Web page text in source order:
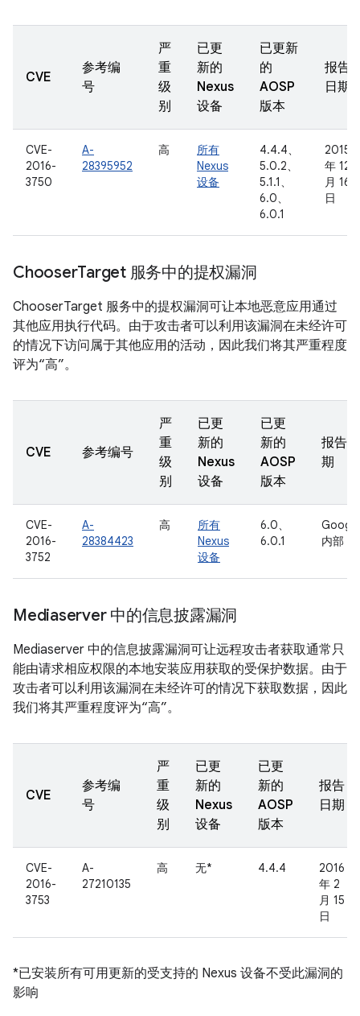
CVE
参考编
号
严
重
级
别
已更
新的
Nexus
设备
已更新
的
AOSP
版本
报告
日期
CVE-
2016-
3750
A-
28395952
高
所有
Nexus
设备
4.4.4、
5.0.2、
5.1.1、
6.0、
6.0.1
2015
年 12
月 16
日
ChooserTarget 服务中的提权漏洞
ChooserTarget 服务中的提权漏洞可让本地恶意应用通过
其他应用执行代码。由于攻击者可以利用该漏洞在未经许可
的情况下访问属于其他应用的活动，因此我们将其严重程度
评为“高”。
CVE 参考编号
严
重
级
别
已更
新的
Nexus
设备
已更
新的
AOSP
版本
报告日
期
CVE-
2016-
3752
A-
28384423
高
所有
Nexus
设备
6.0、
6.0.1
Google
内部
Mediaserver 中的信息披露漏洞
Mediaserver 中的信息披露漏洞可让远程攻击者获取通常只
能由请求相应权限的本地安装应用获取的受保护数据。由于
攻击者可以利用该漏洞在未经许可的情况下获取数据，因此
我们将其严重程度评为“高”。
CVE
参考编
号
严
重
级
别
已更
新的
Nexus
设备
已更
新的
AOSP
版本
报告
日期
CVE-
2016-
3753
A-
27210135
高 无* 4.4.4
2016
年 2
月 15
日
*已安装所有可用更新的受支持的 Nexus 设备不受此漏洞的
影响